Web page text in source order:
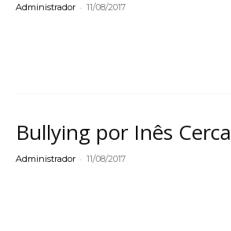
Administrador - 11/08/2017
Bullying por Inês Cerca
Administrador - 11/08/2017